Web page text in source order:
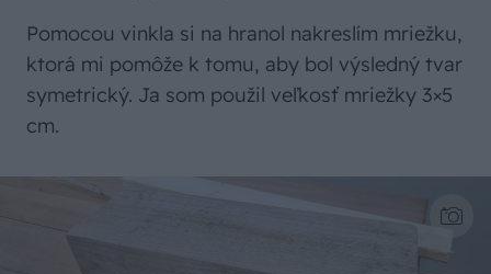
Pomocou vinkla si na hranol nakreslím mriežku,
ktorá mi pomôže k tomu, aby bol výsledný tvar
symetrický. Ja som použil veľkosť mriežky 3×5
cm.